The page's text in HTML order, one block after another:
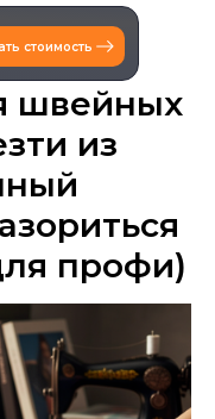
стоимость
швейных
из
профи)